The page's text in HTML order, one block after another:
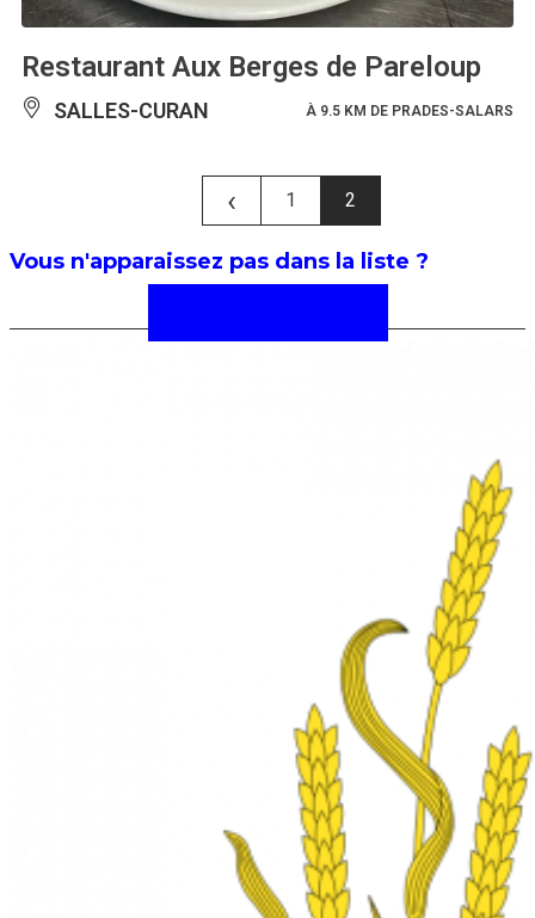
Restaurant Aux Berges de Pareloup
SALLES-CURAN À 9.5 KM DE PRADES-SALARS
‹ 1 2
Vous n'apparaissez pas dans la liste ?